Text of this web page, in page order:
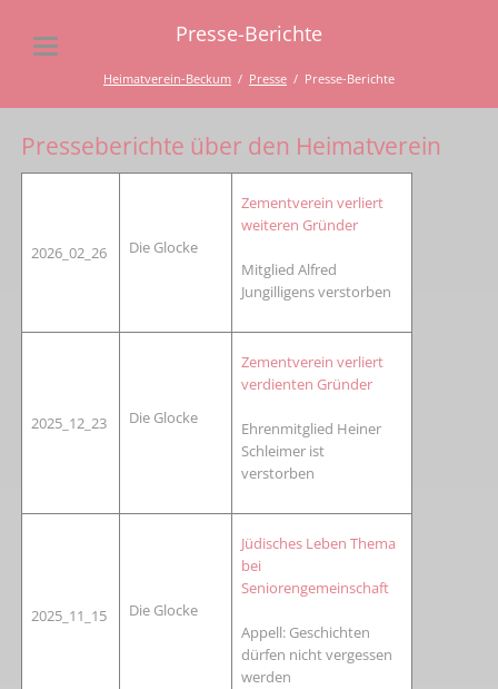
Presse-Berichte
Heimatverein-Beckum Presse Presse-Berichte
Presseberichte über den Heimatverein
2026_02_26 Die Glocke
Zementverein verliert
weiteren Gründer
Mitglied Alfred
Jungilligens verstorben
2025_12_23 Die Glocke
Zementverein verliert
verdienten Gründer
Ehrenmitglied Heiner
Schleimer ist
verstorben
2025_11_15 Die Glocke
Jüdisches Leben Thema
bei
Seniorengemeinschaft
Appell: Geschichten
dürfen nicht vergessen
werden